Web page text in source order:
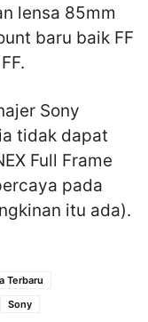
lensa 85mm
baru baik FF
Sony
tidak dapat
Full Frame
pada
itu ada).
Terbaru
Sony